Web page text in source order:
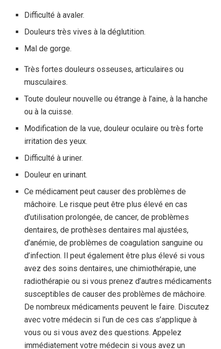
Difficulté à avaler.
Douleurs très vives à la déglutition.
Mal de gorge.
Très fortes douleurs osseuses, articulaires ou
musculaires.
Toute douleur nouvelle ou étrange à l’aine, à la hanche
ou à la cuisse.
Modification de la vue, douleur oculaire ou très forte
irritation des yeux.
Difficulté à uriner.
Douleur en urinant.
Ce médicament peut causer des problèmes de
mâchoire. Le risque peut être plus élevé en cas
d’utilisation prolongée, de cancer, de problèmes
dentaires, de prothèses dentaires mal ajustées,
d’anémie, de problèmes de coagulation sanguine ou
d’infection. Il peut également être plus élevé si vous
avez des soins dentaires, une chimiothérapie, une
radiothérapie ou si vous prenez d’autres médicaments
susceptibles de causer des problèmes de mâchoire.
De nombreux médicaments peuvent le faire. Discutez
avec votre médecin si l’un de ces cas s’applique à
vous ou si vous avez des questions. Appelez
immédiatement votre médecin si vous avez un